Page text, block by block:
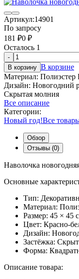
Артикул:14901
По запросу
181 ₽0 ₽
Осталось 1
-
В корзину В корзине
Материал: Полиэстер
Дизайн: Новогодний
Скрытая молния
Все описание
Категории:
Новый год!Все
Обзор
Отзывы (0)
Наволочка
Основные
Тип:
Материал:
Размер: 45 × 45
Цвет: Красно-
Дизайн:
Застёжка:
Форма:
Описание товара: